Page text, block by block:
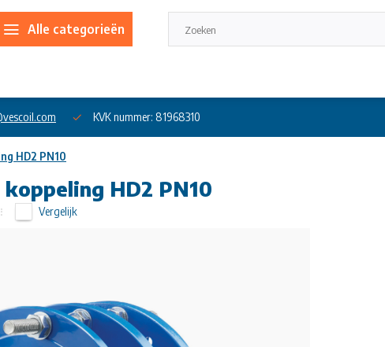
Alle categorieën
KVK nummer: 81968310
HD2 PN10
HD2 PN10
Vergelijk